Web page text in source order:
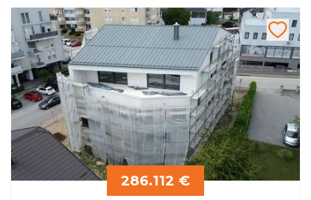
286.112 €